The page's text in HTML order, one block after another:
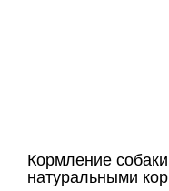
Кормление собаки
натуральными